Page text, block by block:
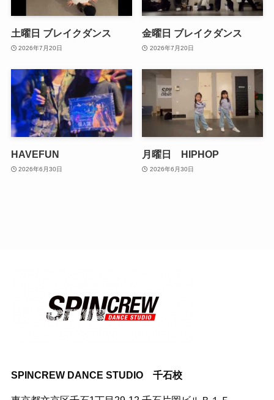
土曜日 ブレイクダンス
2026年7月20日
金曜日 ブレイクダンス
2026年7月20日
HAVEFUN
2026年6月30日
月曜日 HIPHOP
2026年6月30日
SPINCREW DANCE STUDIO 千石校